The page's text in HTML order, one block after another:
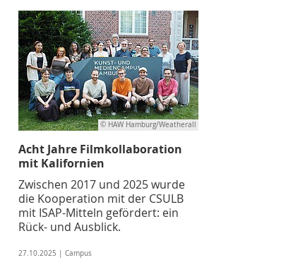
© HAW Hamburg/Weatherall
Acht Jahre Filmkollaboration
mit Kalifornien
Zwischen 2017 und 2025 wurde
die Kooperation mit der CSULB
mit ISAP-Mitteln gefördert: ein
Rück- und Ausblick.
27.10.2025 | Campus